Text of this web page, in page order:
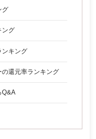
グ
ング
キング
還元率ランキング
Q&A